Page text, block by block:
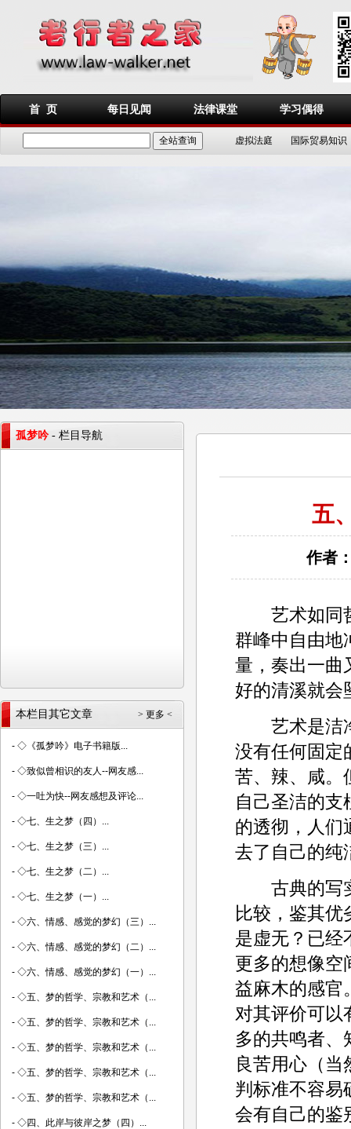
首 页 每日见闻 法律课堂 学习偶得
虚拟法庭 国际贸易知识
五
作者
艺术如同哲
群峰中自由地
量，奏出一曲
好的清溪就会
艺术是洁净
没有任何固定
苦、辣、咸。
自己圣洁的支
的透彻，人们
去了自己的纯
古典的写实
比较，鉴其优
是虚无？已经
更多的想像空
益麻木的感官
对其评价可以
多的共鸣者、
良苦用心（当
判标准不容易
会有自己的鉴
孤梦吟- 栏目导航
> 更多 <
本栏目其它文章
- ◇《孤梦吟》电子书籍版...
- ◇致似曾相识的友人--网友感...
- ◇一吐为快--网友感想及评论...
- ◇七、生之梦（四）...
- ◇七、生之梦（三）...
- ◇七、生之梦（二）...
- ◇七、生之梦（一）...
- ◇六、情感、感觉的梦幻（三）...
- ◇六、情感、感觉的梦幻（二）...
- ◇六、情感、感觉的梦幻（一）...
- ◇五、梦的哲学、宗教和艺术（...
- ◇五、梦的哲学、宗教和艺术（...
- ◇五、梦的哲学、宗教和艺术（...
- ◇五、梦的哲学、宗教和艺术（...
- ◇五、梦的哲学、宗教和艺术（...
- ◇四、此岸与彼岸之梦（四）...